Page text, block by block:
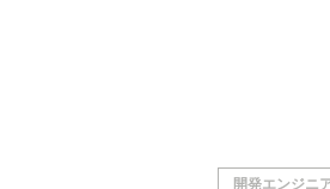
開発エンジニ